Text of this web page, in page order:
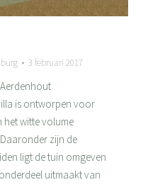
3 februari 2017
Aerdenhout
is ontworpen voor
het witte volume
zijn de
ligt de tuin omgeven
uitmaakt van